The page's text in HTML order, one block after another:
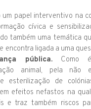
um papel interventivo na
cívica e
também uma temática
encontra ligada a uma
pública.Como
animal, pela não
esterilização de
efeitos nefastos na
e traz também riscos